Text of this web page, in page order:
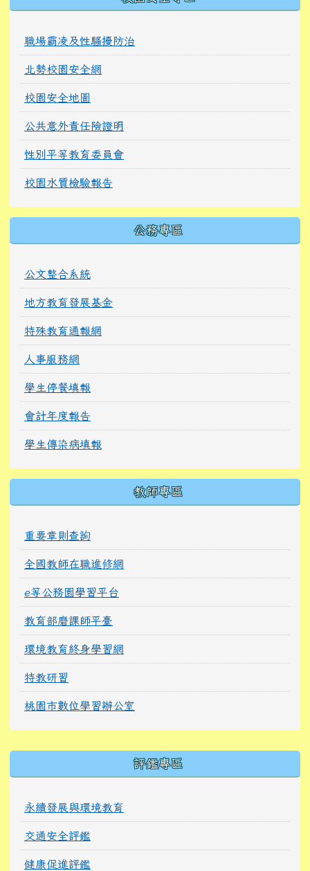
職場霸凌及性騷擾防治
北勢校園安全網
校園安全地圖
公共意外責任險證明
性別平等教育委員會
校園水質檢驗報告
公務專區
公文整合系統
地方教育發展基金
特殊教育通報網
人事服務網
學生停餐填報
會計年度報告
學生傳染病填報
教師專區
重要章則查詢
全國教師在職進修網
e等公務園學習平台
教育部磨課師平臺
環境教育終身學習網
特教研習
桃園市數位學習辦公室
評鑑專區
永續發展與環境教育
交通安全評鑑
健康促進評鑑